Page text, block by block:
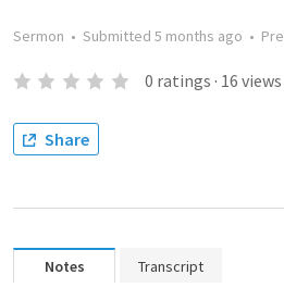
Sermon • Submitted 5 months ago •
0 ratings · 16 views
Share
Notes Transcript